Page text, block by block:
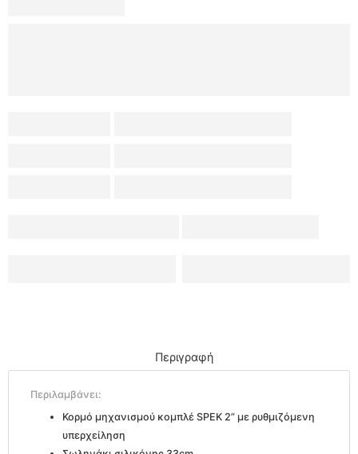
Περιγραφή
Περιλαμβάνει:
Κορμό μηχανισμού κομπλέ SPEK 2” με ρυθμιζόμενη
υπερχείληση